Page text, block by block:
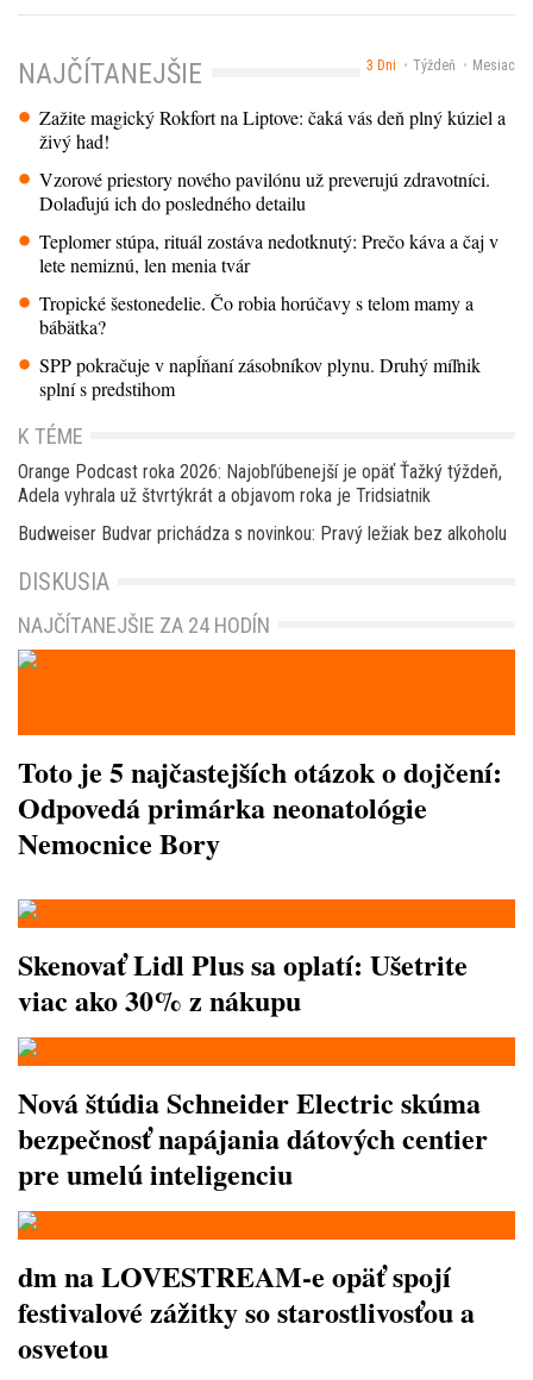
3 Dni Týždeň Mesiac
NAJČÍTANEJŠIE
Zažite magický Rokfort na Liptove: čaká vás deň plný kúziel a
živý had!
Vzorové priestory nového pavilónu už preverujú zdravotníci.
Dolaďujú ich do posledného detailu
Teplomer stúpa, rituál zostáva nedotknutý: Prečo káva a čaj v
lete nemiznú, len menia tvár
Tropické šestonedelie. Čo robia horúčavy s telom mamy a
bábätka?
SPP pokračuje v napĺňaní zásobníkov plynu. Druhý míľnik
splní s predstihom
K TÉME
Orange Podcast roka 2026: Najobľúbenejší je opäť Ťažký týždeň,
Adela vyhrala už štvrtýkrát a objavom roka je Tridsiatnik
Budweiser Budvar prichádza s novinkou: Pravý ležiak bez alkoholu
DISKUSIA
NAJČÍTANEJŠIE ZA 24 HODÍN
Toto je 5 najčastejších otázok o dojčení:
Odpovedá primárka neonatológie
Nemocnice Bory
Skenovať Lidl Plus sa oplatí: Ušetrite
viac ako 30% z nákupu
Nová štúdia Schneider Electric skúma
bezpečnosť napájania dátových centier
pre umelú inteligenciu
dm na LOVESTREAM-e opäť spojí
festivalové zážitky so starostlivosťou a
osvetou